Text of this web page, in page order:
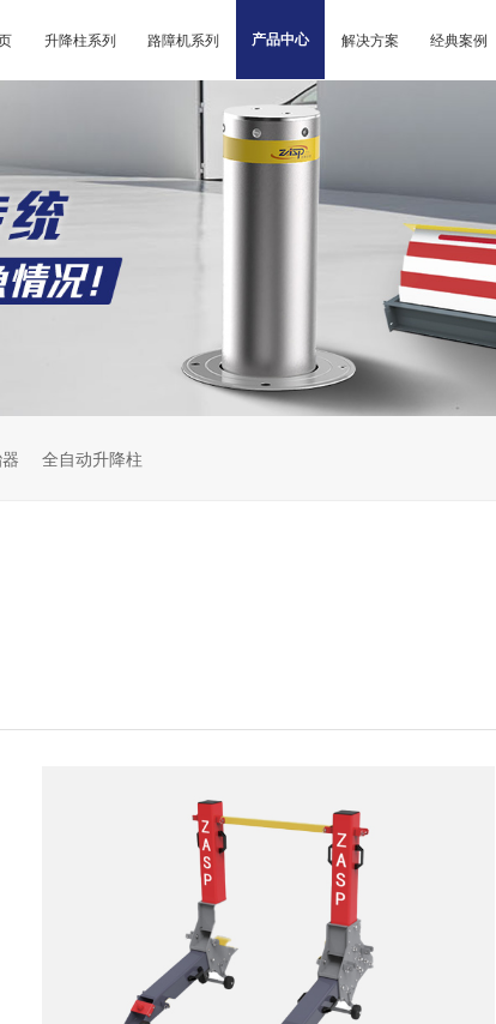
升降柱系列 路障机系列 产品中心 解决方案 经典案例
全自动升降柱